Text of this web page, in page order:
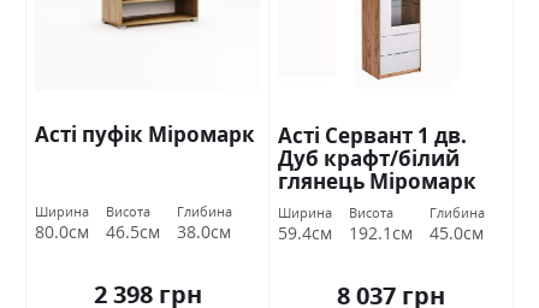
Асті пуфік Міромарк
Ширина
80.0см
Висота
46.5см
Глибина
38.0см
2 398 грн
Асті Сервант 1 дв.
Дуб крафт/білий
глянець Міромарк
Ширина
59.4см
Висота
192.1см
Глибина
45.0см
8 037 грн